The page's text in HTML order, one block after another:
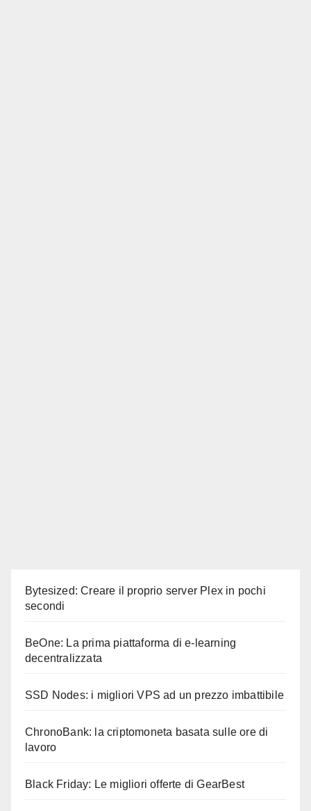
Bytesized: Creare il proprio server Plex in pochi
secondi
BeOne: La prima piattaforma di e-learning
decentralizzata
SSD Nodes: i migliori VPS ad un prezzo imbattibile
ChronoBank: la criptomoneta basata sulle ore di
lavoro
Black Friday: Le migliori offerte di GearBest